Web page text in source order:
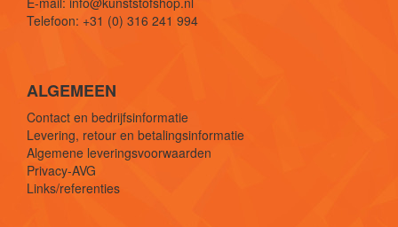
Telefoon: +31 (0) 316 241 994
ALGEMEEN
Contact en bedrijfsinformatie
Levering, retour en betalingsinformatie
Algemene leveringsvoorwaarden
Privacy-AVG
Links/referenties